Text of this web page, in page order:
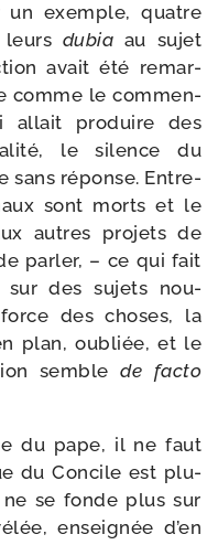
un exemple, quatre
dubia au sujet
avait été remar­
comme le com­men­
allait pro­duire des
le silence du
sans réponse. Entre-​
sont morts et le
autres pro­jets de
par­ler, – ce qui fait
sur des sujets nou­
des choses, la
plan, oubliée, et le
semblede fac­to
du pape, il ne faut
du Concile est plu­
ne se fonde plus sur
ensei­gnée d’en